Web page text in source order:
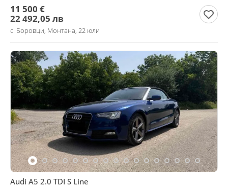
11 500 €
22 492,05 лв
с. Боровци, Монтана, 22 юли
Audi A5 2.0 TDI S Line